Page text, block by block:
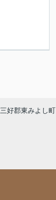
三好郡東みよし町